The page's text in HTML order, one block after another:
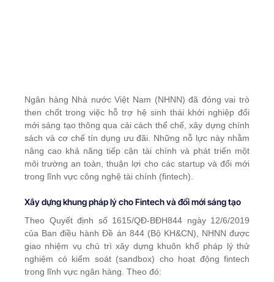
Ngân hàng Nhà nước Việt Nam (NHNN) đã đóng vai trò
then chốt trong việc hỗ trợ hệ sinh thái khởi nghiệp đổi
mới sáng tạo thông qua cải cách thể chế, xây dựng chính
sách và cơ chế tín dụng ưu đãi. Những nỗ lực này nhằm
nâng cao khả năng tiếp cận tài chính và phát triển một
môi trường an toàn, thuận lợi cho các startup và đổi mới
trong lĩnh vực công nghệ tài chính (fintech).
Xây dựng khung pháp lý cho Fintech và đổi mới sáng tạo
Theo Quyết định số 1615/QĐ-BĐH844 ngày 12/6/2019
của Ban điều hành Đề án 844 (Bộ KH&CN), NHNN được
giao nhiệm vụ chủ trì xây dựng khuôn khổ pháp lý thử
nghiệm có kiểm soát (sandbox) cho hoạt động fintech
trong lĩnh vực ngân hàng. Theo đó: